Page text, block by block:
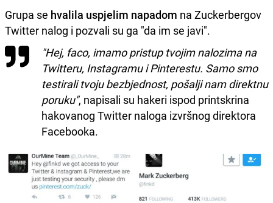
Grupa se hvalila uspjelim napadom na Zuckerbergov
Twitter nalog i pozvali su ga "da im se javi".
"Hej, faco, imamo pristup tvojim nalozima na
Twitteru, Instagramu i Pinterestu. Samo smo
testirali tvoju bezbjednost, pošalji nam direktnu
poruku", napisali su hakeri ispod printskrina
hakovanog Twitter naloga izvršnog direktora
Facebooka.